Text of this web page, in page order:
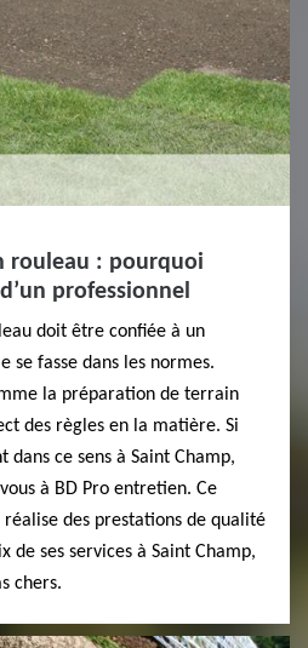
rouleau : pourquoi
professionnel
doit être confiée à un
se fasse dans les normes.
la préparation de terrain
des règles en la matière. Si
dans ce sens à Saint Champ,
à BD Pro entretien. Ce
des prestations de qualité
de ses services à Saint Champ,
chers.